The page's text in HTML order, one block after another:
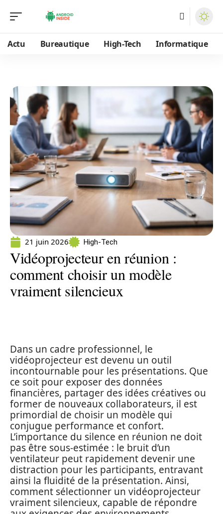
Actu Bureautique High-Tech Informatique
21 juin 2026 High-Tech
Vidéoprojecteur en réunion :
comment choisir un modèle
vraiment silencieux
Dans un cadre professionnel, le
vidéoprojecteur est devenu un outil
incontournable pour les présentations. Que
ce soit pour exposer des données
financières, partager des idées créatives ou
former de nouveaux collaborateurs, il est
primordial de choisir un modèle qui
conjugue performance et confort.
L’importance du silence en réunion ne doit
pas être sous-estimée : le bruit d’un
ventilateur peut rapidement devenir une
distraction pour les participants, entravant
ainsi la fluidité de la présentation. Ainsi,
comment sélectionner un vidéoprojecteur
vraiment silencieux, capable de répondre